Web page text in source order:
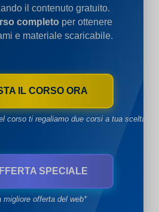
il contenuto gratuito.
completo per ottenere
e materiale scaricabile.
IL CORSO ORA
corso ti regaliamo due corsi a tua scelta*
SPECIALE
migliore offerta del web*